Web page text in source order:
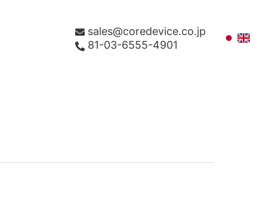
sales@coredevice.co.jp
81-03-6555-4901